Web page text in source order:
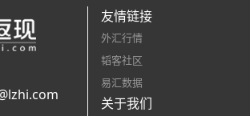
友情链接
外汇行情
韬客社区
易汇数据
关于我们